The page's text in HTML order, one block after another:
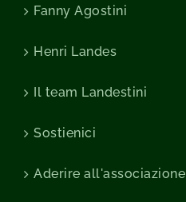
Fanny Agostini
Henri Landes
Il team Landestini
Sostienici
Aderire all'associazione